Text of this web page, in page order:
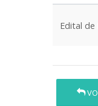
Edital de